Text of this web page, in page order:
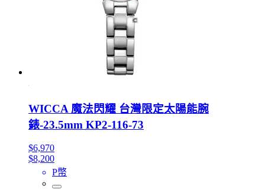
WICCA 魔法閃耀 台灣限定太陽能腕
錶-23.5mm KP2-116-73
$6,970
$8,200
P幣